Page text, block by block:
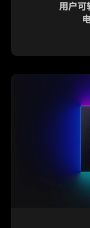
用户可